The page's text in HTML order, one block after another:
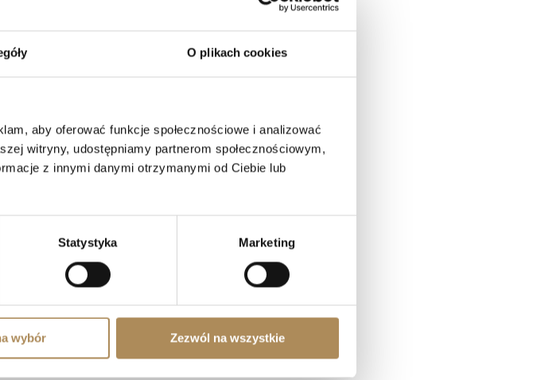
O plikach cookies
aby oferować funkcje społecznościowe i analizować
witryny, udostępniamy partnerom społecznościowym,
z innymi danymi otrzymanymi od Ciebie lub
Statystyka Marketing
wybór Zezwól na wszystkie